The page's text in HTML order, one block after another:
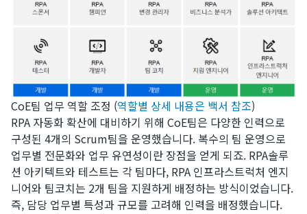
CoE팀 업무 역할 조정 (역할별 상세 내용은 백서 참조)
RPA 자동화 확산에 대비하기 위해 CoE팀은 다양한 인력으로
구성된 4개의 Scrum팀을 운영했습니다. 복수의 팀 운영으로
업무별 전문화와 업무 유연성이란 장점을 얻게 되죠. RPA솔루
션 아키텍트와 테스트는 각 팀마다, RPA 인프라스트럭처 엔지
니어와 팀코치는 2개 팀을 지원하게 배정하는 방식이었습니다.
즉, 담당 업무별 특성과 규모를 고려해 인력을 배정했습니다.